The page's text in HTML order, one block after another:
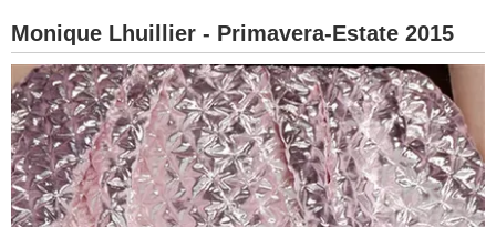
Monique Lhuillier - Primavera-Estate 2015